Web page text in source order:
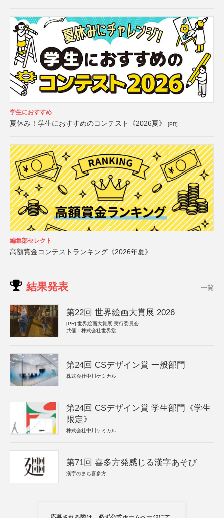
学生におすすめ
夏休み！学生におすすめのコンテスト《2026夏》 [PR]
編集部セレクト
高額賞金コンテストランキング《2026年夏》
結果発表 一覧
第22回 世界絵画大賞展 2026
[PR] 世界絵画大賞展 実行委員会
共催：株式会社世界堂
第24回 CSデザイン賞 一般部門
株式会社中川ケミカル
第24回 CSデザイン賞 学生部門《学生
限定》
株式会社中川ケミカル
第71回 喜多方発感じる漢字あそび
漢字のまち喜多方